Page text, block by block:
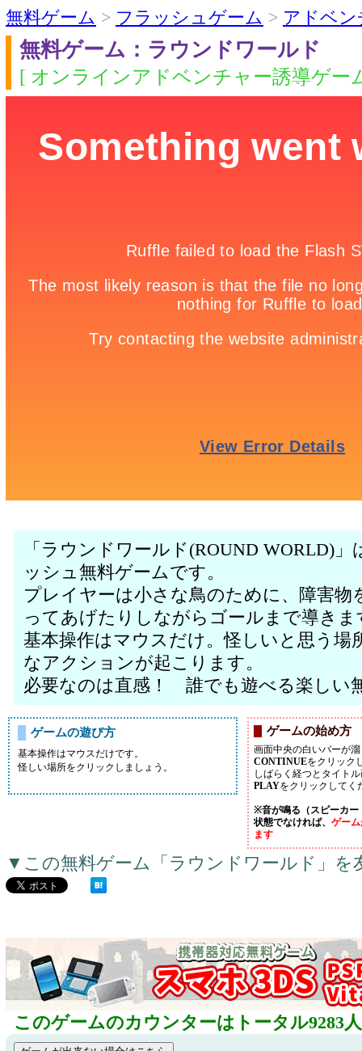
無料ゲーム > フラッシュゲーム > アドベン
無料ゲーム：ラウンドワールド
[ オンラインアドベンチャー誘導ゲー
「ラウンドワールド(ROUND WORLD)
ッシュ無料ゲームです。
プレイヤーは小さな鳥のために、障害
ってあげたりしながらゴールまで導きま
基本操作はマウスだけ。怪しいと思う場
なアクションが起こります。
必要なのは直感！ 誰でも遊べる楽しい
ゲームの遊び方
基本操作はマウスだけです。
怪しい場所をクリックしましょう。
ゲームの始め方
画面中央の白いバーが
CONTINUEをクリック
しばらく経つとタイト
PLAYをクリックしてく
※音が鳴る（スピーカー
状態でなければ、 ゲー
ます
▼この無料ゲーム「ラウンドワールド」を
このゲームのカウンターはトータル9283